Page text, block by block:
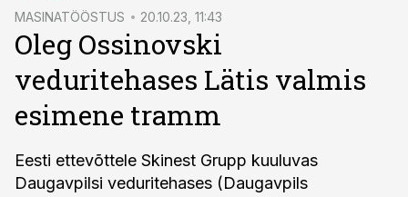
MASINATÖÖSTUS 20.10.23, 11:43
Oleg Ossinovski
veduritehases Lätis valmis
esimene tramm
Eesti ettevõttele Skinest Grupp kuuluvas
Daugavpilsi veduritehases (Daugavpils